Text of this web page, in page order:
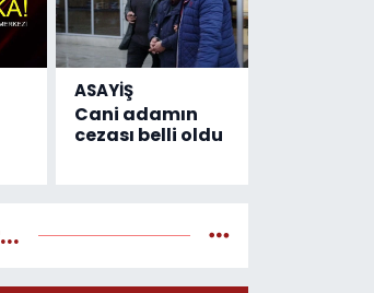
ASAYİŞ
Cani adamın
cezası belli oldu